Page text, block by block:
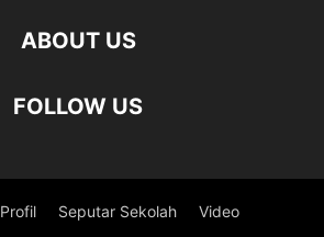
ABOUT US
FOLLOW US
Profil Seputar Sekolah Video